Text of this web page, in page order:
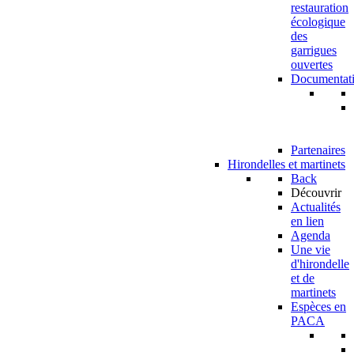
restauration
écologique
des
garrigues
ouvertes
Partenaires
Hirondelles et martinets
Back
Découvrir
Actualités
en lien
Agenda
Une vie
d'hirondelle
et de
martinets
Espèces en
PACA